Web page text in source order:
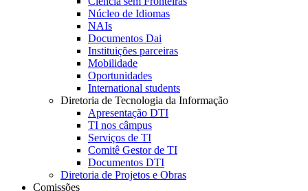
Núcleo de Idiomas
NAIs
Documentos Dai
Instituições parceiras
Mobilidade
Oportunidades
International students
Diretoria de Tecnologia da Informação
Apresentação DTI
TI nos câmpus
Serviços de TI
Comitê Gestor de TI
Documentos DTI
Diretoria de Projetos e Obras
Comissões